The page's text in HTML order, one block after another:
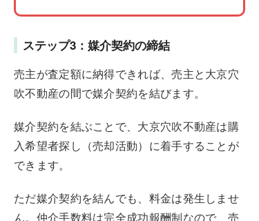
ステップ3：媒介契約の締結
売主が査定額に納得できれば、売主と大京穴
吹不動産の間で媒介契約を結びます。
媒介契約を結ぶことで、大京穴吹不動産は購
入希望者探し（売却活動）に着手することが
できます。
ただ媒介契約を結んでも、料金は発生しませ
ん。仲介手数料は完全成功報酬制なので、売